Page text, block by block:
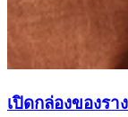
เปิดกล่องของรา